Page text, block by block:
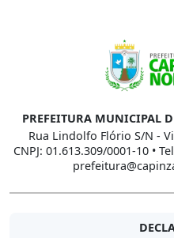
PREFEITURA MUNICIPAL
Rua Lindolfo Flório S/N -
CNPJ: 01.613.309/0001-10 •